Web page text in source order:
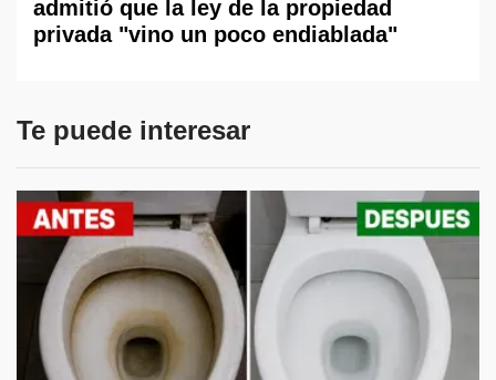
admitió que la ley de la propiedad
privada "vino un poco endiablada"
Te puede interesar